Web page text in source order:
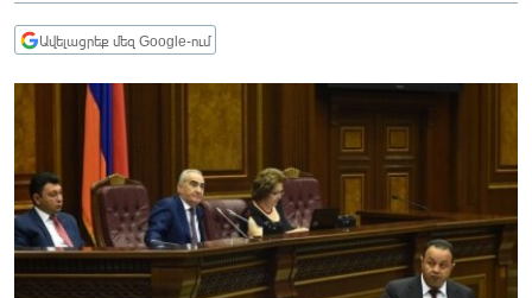
ՏՆՏԵՍՈՒԹՅՈՒՆ
ՊԱՏԵՐԱԶՄԻ 6 ՇԱԲԱԹՆԵՐԸ
ՏԱՐԱԾԱՇՐՋԱՆ
ՄԻՋԱԶԳԱՅԻՆ
ՄՇԱԿՈՒՅԹ
ՍՊՈՐՏ
Ավելացրեք մեզ Google-ում